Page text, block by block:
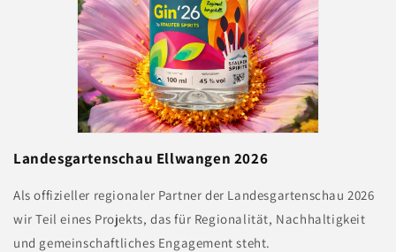
Landesgartenschau Ellwangen 2026
Als offizieller regionaler Partner der Landesgartenschau 2026
wir Teil eines Projekts, das für Regionalität, Nachhaltigkeit
und gemeinschaftliches Engagement steht.